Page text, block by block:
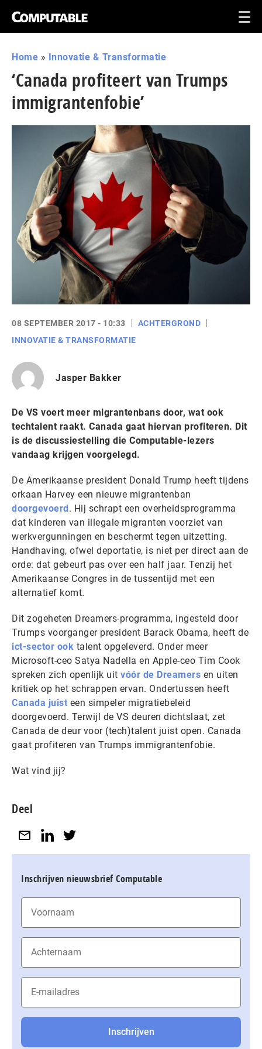
Home » Innovatie & Transformatie
‘Canada profiteert van Trumps
immigrantenfobie’
08 SEPTEMBER 2017 - 10:33
ACHTERGROND
INNOVATIE & TRANSFORMATIE
Jasper Bakker
De VS voert meer migrantenbans door, wat ook
techtalent raakt. Canada gaat hiervan profiteren. Dit
is de discussiestelling die Computable-lezers
vandaag krijgen voorgelegd.
De Amerikaanse president Donald Trump heeft tijdens
orkaan Harvey een nieuwe migrantenban
doorgevoerd. Hij schrapt een overheidsprogramma
dat kinderen van illegale migranten voorziet van
werkvergunningen en beschermt tegen uitzetting.
Handhaving, ofwel deportatie, is niet per direct aan de
orde: dat gebeurt pas over een half jaar. Tenzij het
Amerikaanse Congres in de tussentijd met een
alternatief komt.
Dit zogeheten Dreamers-programma, ingesteld door
Trumps voorganger president Barack Obama, heeft de
ict-sector ook talent opgeleverd. Onder meer
Microsoft-ceo Satya Nadella en Apple-ceo Tim Cook
spreken zich openlijk uit vóór de Dreamers en uiten
kritiek op het schrappen ervan. Ondertussen heeft
Canada juist een simpeler migratiebeleid
doorgevoerd. Terwijl de VS deuren dichtslaat, zet
Canada de deur voor (tech)talent juist open. Canada
gaat profiteren van Trumps immigrantenfobie.
Wat vind jij?
Deel
Inschrijven nieuwsbrief Computable